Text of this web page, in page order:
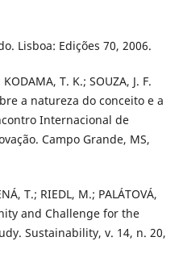
Lisboa: Edições 70, 2006.
T. K.; SOUZA, J. F.
a natureza do conceito e a
Internacional de
Campo Grande, MS,
T.; RIEDL, M.; PALÁTOVÁ,
and Challenge for the
Sustainability, v. 14, n. 20,